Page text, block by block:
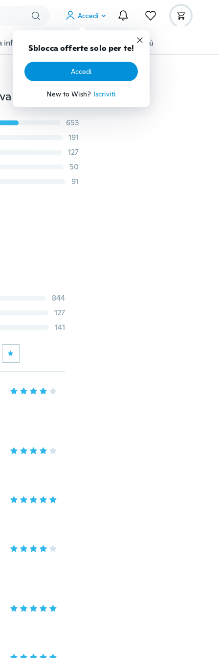
Accedi
Sblocca offerte solo per te!
Accedi
New to Wish? Iscriviti
infanzia Accessori per animali Di più
Custodia per telefono Nano Adsorb antigravità creativa per iPhone Samsung Galaxy Nuovo arrivo Samsung Galaxy S8 / S8 Plus
653
191
127
50
91
844
127
141